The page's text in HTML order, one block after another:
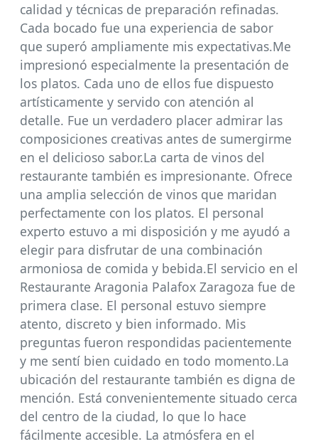
calidad y técnicas de preparación refinadas.
Cada bocado fue una experiencia de sabor
que superó ampliamente mis expectativas.Me
impresionó especialmente la presentación de
los platos. Cada uno de ellos fue dispuesto
artísticamente y servido con atención al
detalle. Fue un verdadero placer admirar las
composiciones creativas antes de sumergirme
en el delicioso sabor.La carta de vinos del
restaurante también es impresionante. Ofrece
una amplia selección de vinos que maridan
perfectamente con los platos. El personal
experto estuvo a mi disposición y me ayudó a
elegir para disfrutar de una combinación
armoniosa de comida y bebida.El servicio en el
Restaurante Aragonia Palafox Zaragoza fue de
primera clase. El personal estuvo siempre
atento, discreto y bien informado. Mis
preguntas fueron respondidas pacientemente
y me sentí bien cuidado en todo momento.La
ubicación del restaurante también es digna de
mención. Está convenientemente situado cerca
del centro de la ciudad, lo que lo hace
fácilmente accesible. La atmósfera en el